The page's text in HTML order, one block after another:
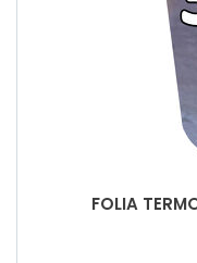
FOLIA